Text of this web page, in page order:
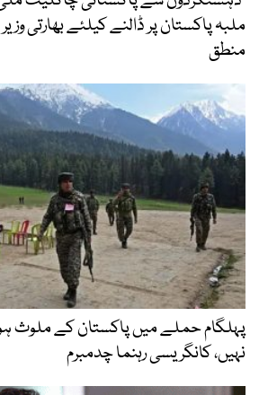
ملبہ پاکستان پر ڈالنے کیلئے بھارتی
منطق
پہلگام حملے میں پاکستان کے ملوث
نہیں، کانگریسی رہنما چدمبرم